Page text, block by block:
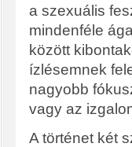
a szexuális
mindenféle
között
ízlésemnek
nagyobb
vagy az
A történet két